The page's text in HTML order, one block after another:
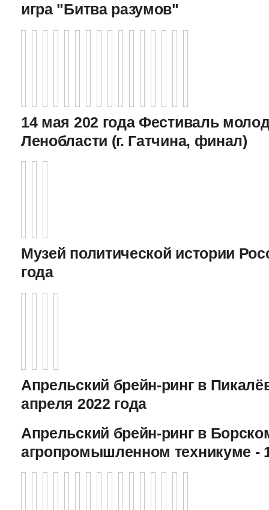
игра "Битва разумов"
14 мая 202 года Фестиваль
Ленобласти (г. Гатчина, финал)
Музей политической истории
года
Апрельский брейн-ринг в
апреля 2022 года
Апрельский брейн-ринг в
агропромышленном техникуме -